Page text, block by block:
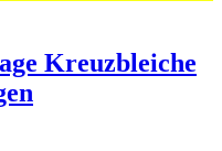
Kreuzbleiche